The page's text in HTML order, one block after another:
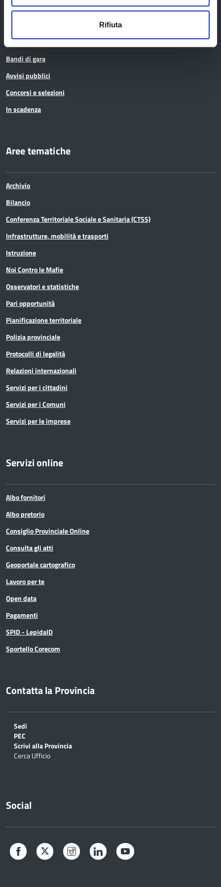
Rifiuta
Bandi di gara
Avvisi pubblici
Concorsi e selezioni
In scadenza
Aree tematiche
Archivio
Bilancio
Conferenza Territoriale Sociale e Sanitaria (CTSS)
Infrastrutture, mobilità e trasporti
Istruzione
Noi Contro le Mafie
Osservatori e statistiche
Pari opportunità
Pianificazione territoriale
Polizia provinciale
Protocolli di legalità
Relazioni internazionali
Servizi per i cittadini
Servizi per i Comuni
Servizi per le imprese
Servizi online
Albo fornitori
Albo pretorio
Consiglio Provinciale Online
Consulta gli atti
Geoportale cartografico
Lavoro per te
Open data
Pagamenti
SPID - LepidaID
Sportello Corecom
Contatta la Provincia
Sedi
PEC
Scrivi alla Provincia
Cerca Ufficio
Social
Facebook Twitter Instagram LinkedIn